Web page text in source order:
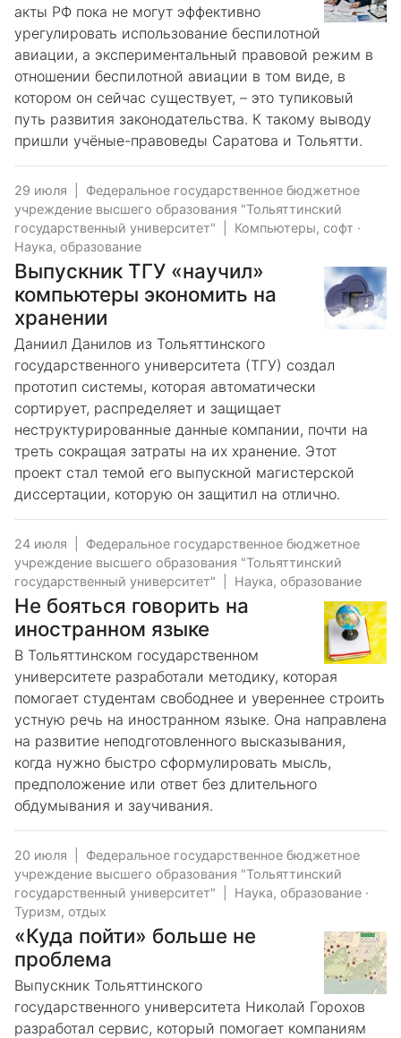
акты РФ пока не могут эффективно
урегулировать использование беспилотной
авиации, а экспериментальный правовой режим в
отношении беспилотной авиации в том виде, в
котором он сейчас существует, – это тупиковый
путь развития законодательства. К такому выводу
пришли учёные-правоведы Саратова и Тольятти.
29 июля
Федеральное государственное бюджетное
учреждение высшего образования "Тольяттинский
государственный университет"
Компьютеры, софт ·
Наука, образование
Выпускник ТГУ «научил»
компьютеры экономить на
хранении
Даниил Данилов из Тольяттинского
государственного университета (ТГУ) создал
прототип системы, которая автоматически
сортирует, распределяет и защищает
неструктурированные данные компании, почти на
треть сокращая затраты на их хранение. Этот
проект стал темой его выпускной магистерской
диссертации, которую он защитил на отлично.
24 июля
Федеральное государственное бюджетное
учреждение высшего образования "Тольяттинский
государственный университет"
Наука, образование
Не бояться говорить на
иностранном языке
В Тольяттинском государственном
университете разработали методику, которая
помогает студентам свободнее и увереннее строить
устную речь на иностранном языке. Она направлена
на развитие неподготовленного высказывания,
когда нужно быстро сформулировать мысль,
предположение или ответ без длительного
обдумывания и заучивания.
20 июля
Федеральное государственное бюджетное
учреждение высшего образования "Тольяттинский
государственный университет"
Наука, образование ·
Туризм, отдых
«Куда пойти» больше не
проблема
Выпускник Тольяттинского
государственного университета Николай Горохов
разработал сервис, который помогает компаниям